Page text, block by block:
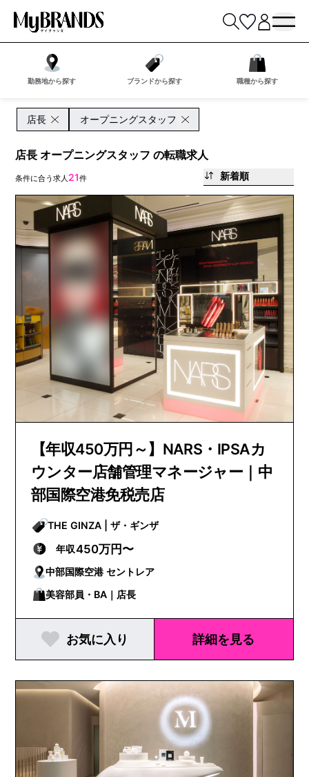
勤務地から探す ブランドから探す 職種から探す
店長 オープニングスタッフ
店長 オープニングスタッフ の転職求人
条件に合う求人 21件 新着順
【年収450万円～】NARS・IPSAカ
ウンター店舗管理マネージャー｜中
部国際空港免税売店
THE GINZA | ザ・ギンザ
年収450万円〜
中部国際空港 セントレア
美容部員・BA｜店長
お気に入り 詳細を見る